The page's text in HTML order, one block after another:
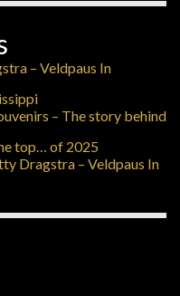
– Veldpaus In
– The story behind
top… of 2025
Dragstra – Veldpaus In